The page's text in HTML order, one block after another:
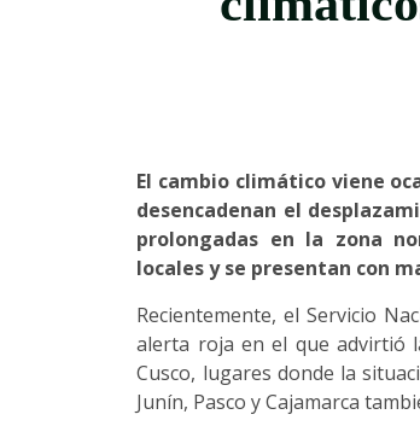
El cambio climático viene
desencadenan el
prolongadas en la zona
locales y se presentan con
Recientemente, el Servicio
alerta roja en el que advirtió
Cusco, lugares donde la
Junín, Pasco y Cajamarca